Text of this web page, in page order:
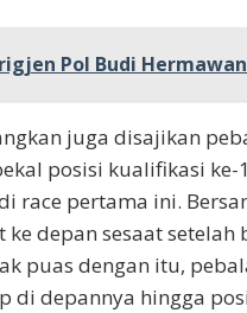
Pol Budi
juga disajikan
posisi kualifikasi
race pertama ini.
ke depan sesaat
puas dengan itu,
di depannya hingga